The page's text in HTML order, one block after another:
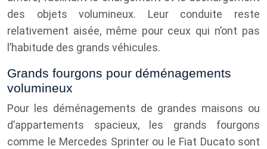
des objets volumineux. Leur conduite reste
relativement aisée, même pour ceux qui n’ont pas
l’habitude des grands véhicules.
Grands fourgons pour déménagements
volumineux
Pour les déménagements de grandes maisons ou
d’appartements spacieux, les grands fourgons
comme le Mercedes Sprinter ou le Fiat Ducato sont